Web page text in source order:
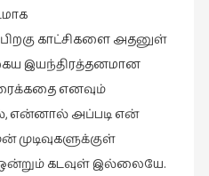
பிறகு காட்சிகளை அதனுள்
இயந்திரத்தனமான
எனவும்
என்னால் அப்படி என்
முடிவுகளுக்குள்
ஒன்றும் கடவுள் இல்லையே.